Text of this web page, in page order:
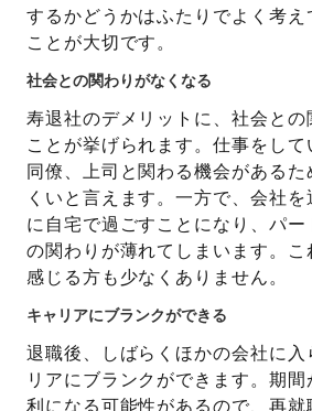
するかどうかはふたりでよく考え
ことが大切です。
社会との関わりがなくなる
寿退社のデメリットに、社会との
ことが挙げられます。仕事をし
同僚、上司と関わる機会があるた
くいと言えます。一方で、会社
に自宅で過ごすことになり、パー
の関わりが薄れてしまいます。こ
感じる方も少なくありません。
キャリアにブランクができる
退職後、しばらくほかの会社に入
リアにブランクができます。期
利になる可能性があるので、再就